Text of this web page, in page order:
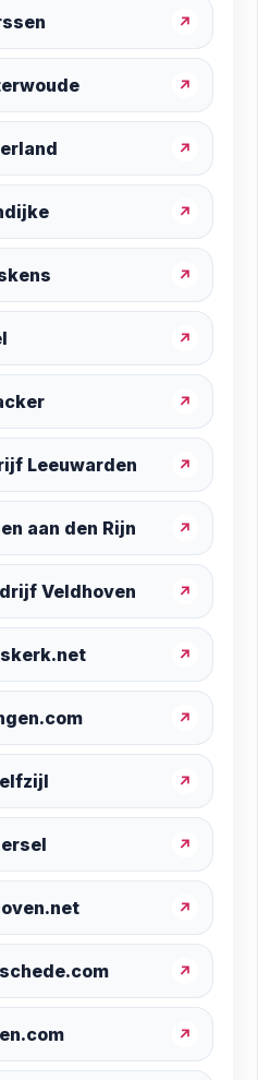
↗
↗
↗
↗
↗
↗
↗
Leeuwarden ↗
aan den Rijn ↗
Veldhoven ↗
↗
↗
↗
↗
↗
↗
↗